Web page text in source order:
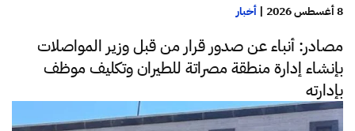
8 أغسطس 2026 | أخبار
مصادر: أنباء عن صدور قرار من قبل وزير المواصلات
بإنشاء إدارة منطقة مصراتة للطيران وتكليف موظف
بإدارته